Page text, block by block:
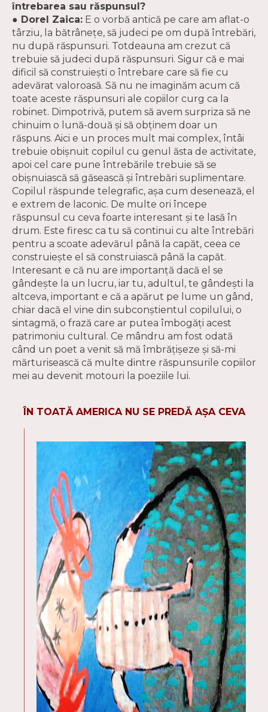
întrebarea sau răspunsul?
● Dorel Zaica: E o vorbă antică pe care am aflat-o
târziu, la bătrâneţe, să judeci pe om după întrebări,
nu după răspunsuri. Totdeauna am crezut că
trebuie să judeci după răspunsuri. Sigur că e mai
dificil să construieşti o întrebare care să fie cu
adevărat valoroasă. Să nu ne imaginăm acum că
toate aceste răspunsuri ale copiilor curg ca la
robinet. Dimpotrivă, putem să avem surpriza să ne
chinuim o lună-două şi să obţinem doar un
răspuns. Aici e un proces mult mai complex, întâi
trebuie obişnuit copilul cu genul ăsta de activitate,
apoi cel care pune întrebările trebuie să se
obişnuiască să găsească şi întrebări suplimentare.
Copilul răspunde telegrafic, aşa cum desenează, el
e extrem de laconic. De multe ori începe
răspunsul cu ceva foarte interesant şi te lasă în
drum. Este firesc ca tu să continui cu alte întrebări
pentru a scoate adevărul până la capăt, ceea ce
construieşte el să construiască până la capăt.
Interesant e că nu are importanţă dacă el se
gândeşte la un lucru, iar tu, adultul, te gândeşti la
altceva, important e că a apărut pe lume un gând,
chiar dacă el vine din subconştientul copilului, o
sintagmă, o frază care ar putea îmbogăţi acest
patrimoniu cultural. Ce mândru am fost odată
când un poet a venit să mă îmbrăţişeze şi să-mi
mărturisească că multe dintre răspunsurile copiilor
mei au devenit motouri la poeziile lui.
ÎN TOATĂ AMERICA NU SE PREDĂ AŞA CEVA